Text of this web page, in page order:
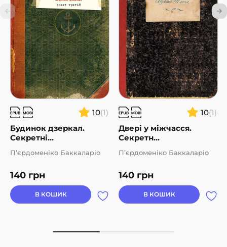
10(1)
Будинок дзеркал.
Секретні...
140 грн
П’єрдоменіко Баккаларіо
В КОШИК
10(1)
Двері у міжчасся.
Секретн...
140 грн
П’єрдоменіко Баккаларіо
В КОШИК